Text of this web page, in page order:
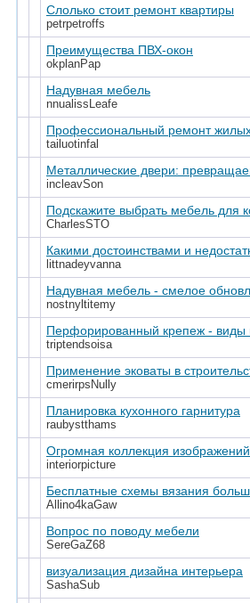
Слолько стоит ремонт квартиры
petrpetroffs
Преимущества ПВХ-окон
okplanPap
Надувная мебель
nnualissLeafe
Профессиональный ремонт
tailuotinfal
Металлические двери:
incleavSon
Подскажите выбрать мебель для
CharlesSTO
Какими достоинствами и
littnadeyvanna
Надувная мебель - смелое
nostnyltitemy
Перфорированный крепеж - виды
triptendsoisa
Применение эковаты в
cmerirpsNully
Планировка кухонного гарнитура
raubystthams
Огромная коллекция
interiorpicture
Бесплатные схемы вязания
Allino4kaGaw
Вопрос по поводу мебели
SereGaZ68
визуализация дизайна интерьера
SashaSub